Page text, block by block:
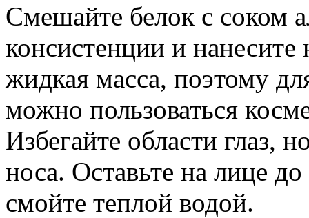
Смешайте белок с соком
консистенции и
жидкая масса, поэтому
можно пользоваться
Избегайте области глаз,
носа. Оставьте на лице
смойте теплой водой.